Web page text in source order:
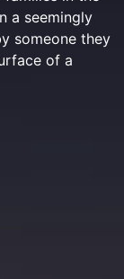
a seemingly
someone they
of a